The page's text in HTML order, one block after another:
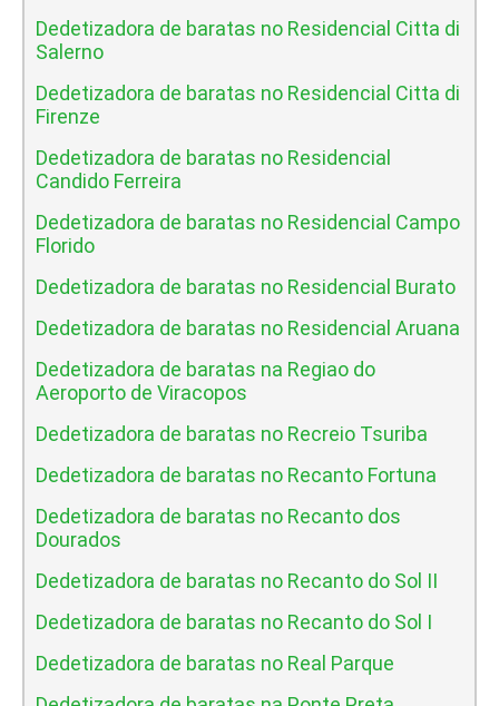
Dedetizadora de baratas no Residencial Citta di
Salerno
Dedetizadora de baratas no Residencial Citta di
Firenze
Dedetizadora de baratas no Residencial
Candido Ferreira
Dedetizadora de baratas no Residencial Campo
Florido
Dedetizadora de baratas no Residencial Burato
Dedetizadora de baratas no Residencial Aruana
Dedetizadora de baratas na Regiao do
Aeroporto de Viracopos
Dedetizadora de baratas no Recreio Tsuriba
Dedetizadora de baratas no Recanto Fortuna
Dedetizadora de baratas no Recanto dos
Dourados
Dedetizadora de baratas no Recanto do Sol II
Dedetizadora de baratas no Recanto do Sol I
Dedetizadora de baratas no Real Parque